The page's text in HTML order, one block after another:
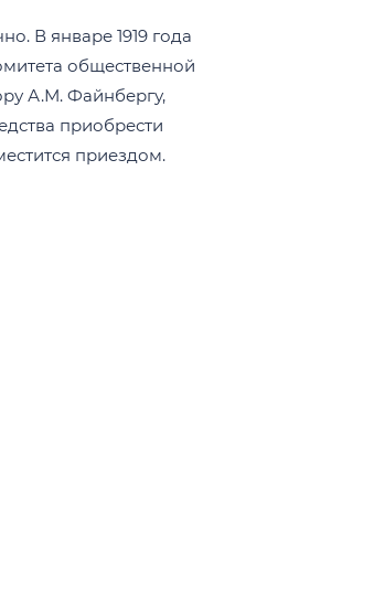
В январе 1919 года
общественной
А.М. Файнбергу,
приобрести
приездом.